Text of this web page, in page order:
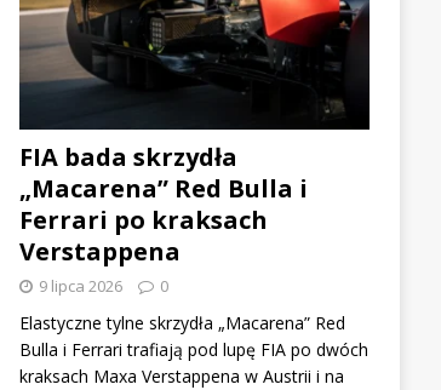
FIA bada skrzydła
„Macarena” Red Bulla i
Ferrari po kraksach
Verstappena
9 lipca 2026 0
Elastyczne tylne skrzydła „Macarena” Red
Bulla i Ferrari trafiają pod lupę FIA po dwóch
kraksach Maxa Verstappena w Austrii i na